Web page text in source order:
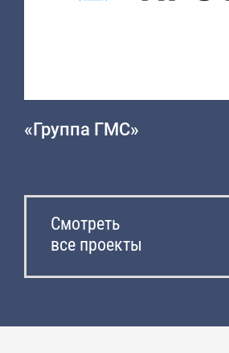
«Группа ГМС»
Смотреть
все проекты